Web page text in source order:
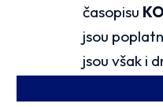
časopisu
jsou
jsou však i